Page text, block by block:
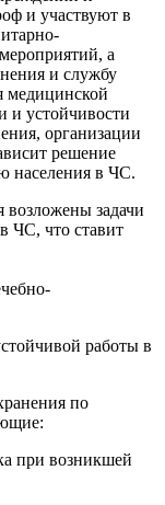
и участвуют в
а
и службу
медицинской
и устойчивости
организации
решение
населения в ЧС.
возложены задачи
ЧС, что ставит
работы в
по
при возникшей